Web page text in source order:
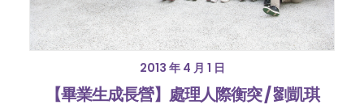
2013 年 4 月 1 日
【畢業生成長營】處理人際衡突 / 劉凱琪